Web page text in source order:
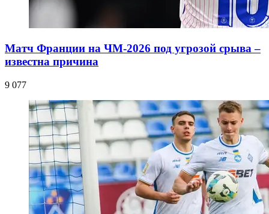
Матч Франции на ЧМ-2026 под угрозой срыва –
известна причина
9 077